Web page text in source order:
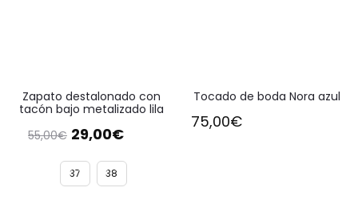
Zapato destalonado con
tacón bajo metalizado lila
55,00€ El
original
era:
29,00€El
actual
es:
37 38
Tocado de boda Nora azul
75,00€